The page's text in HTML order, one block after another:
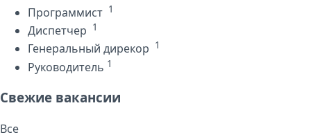
Программист 1
Диспетчер 1
Генеральный дирекор 1
Руководитель 1
Свежие вакансии
Все